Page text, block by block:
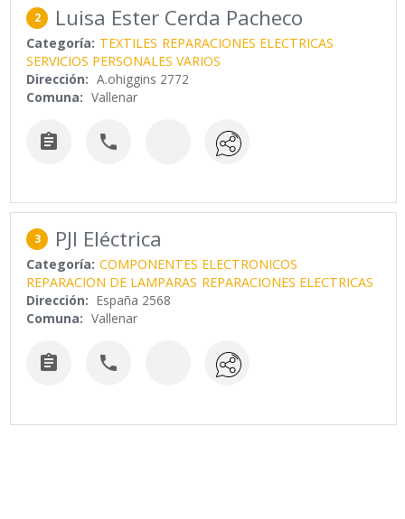
2 Luisa Ester Cerda Pacheco
Categoría: TEXTILES REPARACIONES ELECTRICAS
SERVICIOS PERSONALES VARIOS
Dirección: A.ohiggins 2772
Comuna: Vallenar
 
3 PJI Eléctrica
Categoría: COMPONENTES ELECTRONICOS
REPARACION DE LAMPARAS REPARACIONES ELECTRICAS
Dirección: España 2568
Comuna: Vallenar
 